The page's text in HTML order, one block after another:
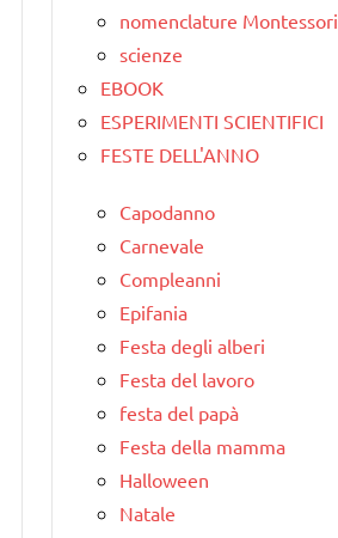
nomenclature Montessori
scienze
EBOOK
ESPERIMENTI SCIENTIFICI
FESTE DELL'ANNO
Capodanno
Carnevale
Compleanni
Epifania
Festa degli alberi
Festa del lavoro
festa del papà
Festa della mamma
Halloween
Natale